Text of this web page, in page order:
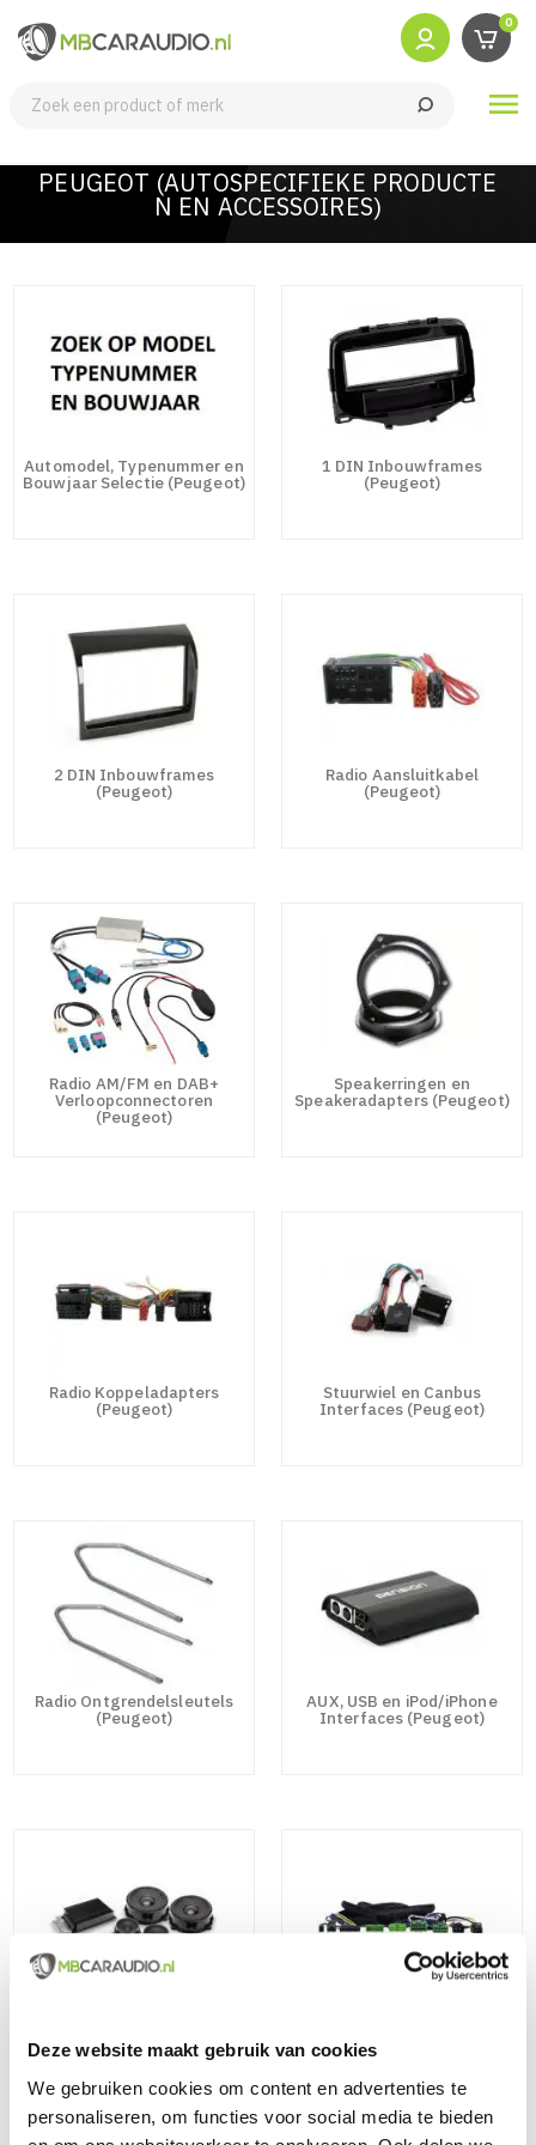
Deze website maakt gebruik van cookies
We gebruiken cookies om content en advertenties te
personaliseren, om functies voor social media te bieden
0

PEUGEOT (AUTOSPECIFIEKE PRODUCTE
N EN ACCESSOIRES)
Automodel, Typenummer en
Bouwjaar Selectie (Peugeot)
1 DIN Inbouwframes
(Peugeot)
2 DIN Inbouwframes
(Peugeot)
Radio Aansluitkabel
(Peugeot)
Radio AM/FM en DAB+
Verloopconnectoren
(Peugeot)
Speakerringen en
Speakeradapters (Peugeot)
Radio Koppeladapters
(Peugeot)
Stuurwiel en Canbus
Interfaces (Peugeot)
Radio Ontgrendelsleutels
(Peugeot)
AUX, USB en iPod/iPhone
Interfaces (Peugeot)